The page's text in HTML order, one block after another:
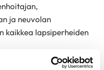
ja neuvolan
kaikkea lapsiperheiden
Keski-